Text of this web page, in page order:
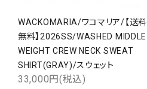
WACKOMARIA/ワコマリア/【送料
無料】2026SS/WASHED MIDDLE
WEIGHT CREW NECK SWEAT
SHIRT(GRAY)/スウェット
33,000円(税込)